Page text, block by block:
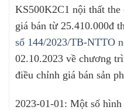
KS500K2C1 nội thất the
giá bán từ 25.410.000đ
số 144/2023/TB-NTTO
02.10.2023 về chương
điều chỉnh giá bán sản
2023-01-01: Một số